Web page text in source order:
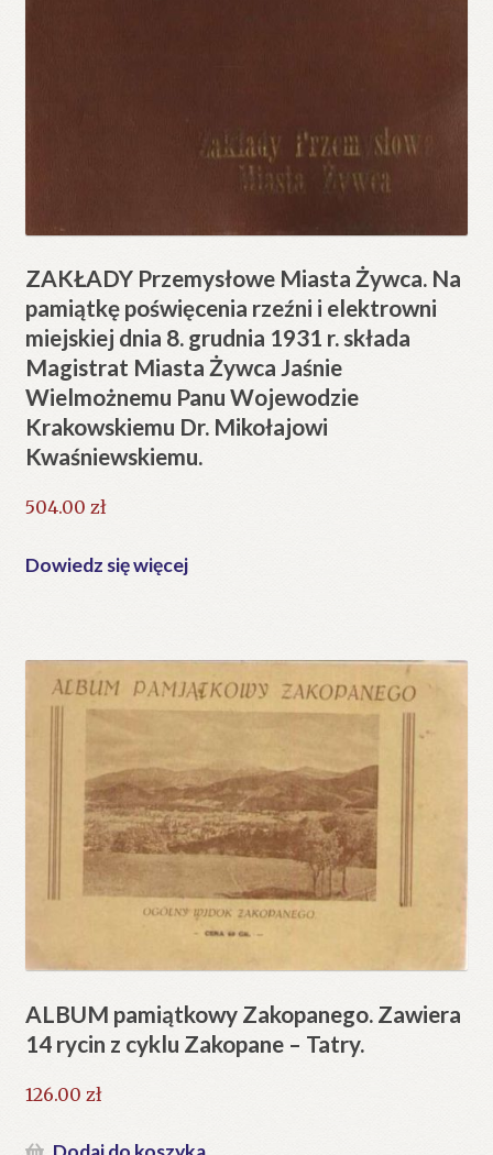
ZAKŁADY Przemysłowe Miasta Żywca. Na
pamiątkę poświęcenia rzeźni i elektrowni
miejskiej dnia 8. grudnia 1931 r. składa
Magistrat Miasta Żywca Jaśnie
Wielmożnemu Panu Wojewodzie
Krakowskiemu Dr. Mikołajowi
Kwaśniewskiemu.
504.00 zł
Dowiedz się więcej
ALBUM pamiątkowy Zakopanego. Zawiera
14 rycin z cyklu Zakopane – Tatry.
126.00 zł